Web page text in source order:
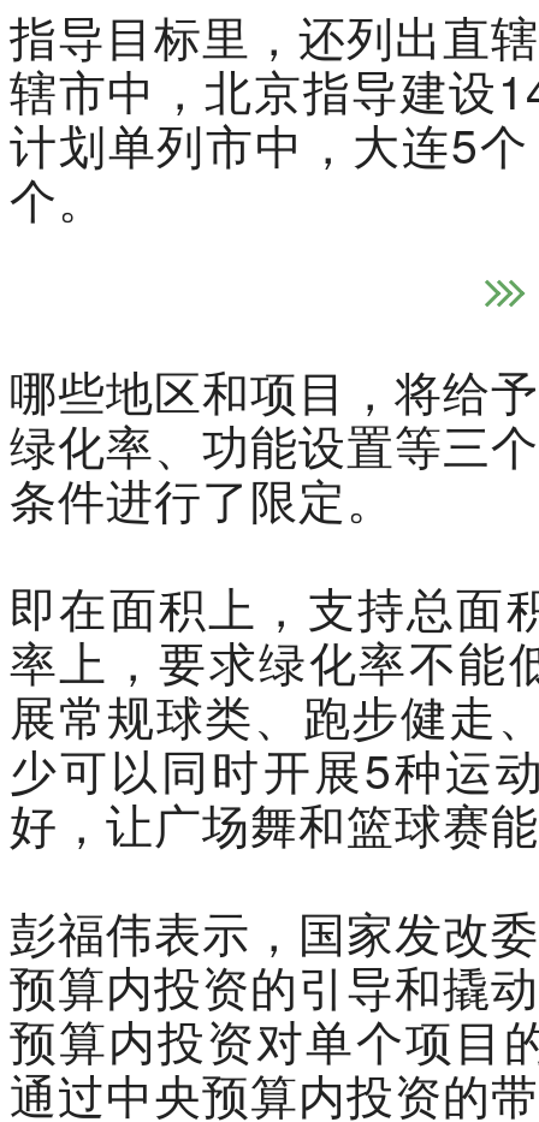
指导目标里，还列出直
辖市中，北京指导建设
计划单列市中，大连5
个。
哪些地区和项目，将给
绿化率、功能设置等三
条件进行了限定。
即在面积上，支持总面
率上，要求绿化率不能
展常规球类、跑步健走
少可以同时开展5种运
好，让广场舞和篮球赛
彭福伟表示，国家发改
预算内投资的引导和撬
预算内投资对单个项目
通过中央预算内投资的